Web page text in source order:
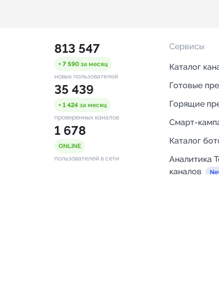
813 547
+ 7 590 за месяц
новых пользователей
35 439
+ 1 424 за месяц
проверенных каналов
1 678
ONLINE
пользователей в сети
Сервисы
Каталог
Готовые
Горящие
Смарт-
Каталог
Аналитика
каналов